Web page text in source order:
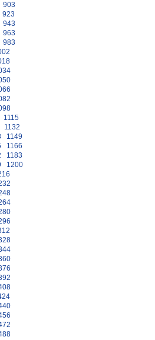
903
923
943
963
983
1115
1132
1149
1166
1183
1200